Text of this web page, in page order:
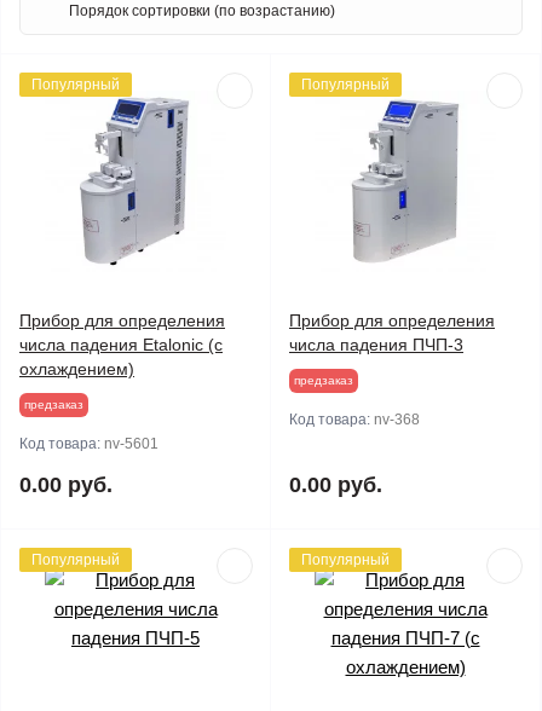
Популярный
Прибор для определения
числа падения Etalonic (с
охлаждением)
предзаказ
Код товара: nv-5601
0.00 руб.
Популярный
Прибор для определения
числа падения ПЧП-3
предзаказ
Код товара: nv-368
0.00 руб.
Популярный Популярный